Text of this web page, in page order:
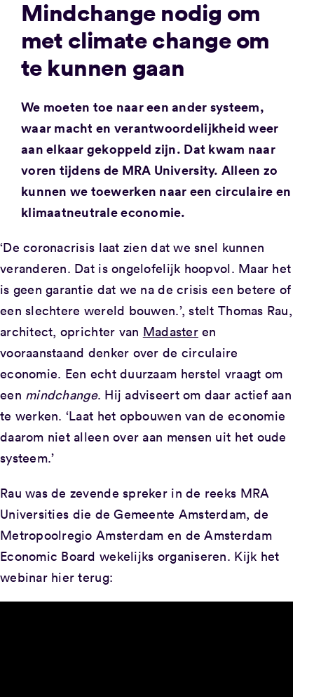
Mindchange nodig om
met climate change om
te kunnen gaan
We moeten toe naar een ander systeem,
waar macht en verantwoordelijkheid weer
aan elkaar gekoppeld zijn. Dat kwam naar
voren tijdens de MRA University. Alleen zo
kunnen we toewerken naar een circulaire en
klimaatneutrale economie.
‘De coronacrisis laat zien dat we snel kunnen
veranderen. Dat is ongelofelijk hoopvol. Maar het
is geen garantie dat we na de crisis een betere of
een slechtere wereld bouwen.’, stelt Thomas Rau,
architect, oprichter van Madasteren
vooraanstaand denker over de circulaire
economie. Een echt duurzaam herstel vraagt om
een mindchange. Hij adviseert om daar actief aan
te werken. ‘Laat het opbouwen van de economie
daarom niet alleen over aan mensen uit het oude
systeem.’
Rau was de zevende spreker in de reeks MRA
Universities die de Gemeente Amsterdam, de
Metropoolregio Amsterdam en de Amsterdam
Economic Board wekelijks organiseren. Kijk het
webinar hier terug: